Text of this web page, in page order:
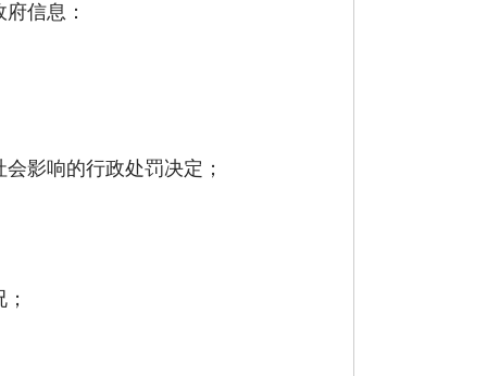
信息：
影响的行政处罚决定；